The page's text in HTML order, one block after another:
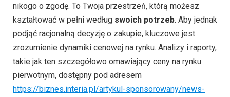
nikogo o zgodę. To Twoja przestrzeń, którą możesz
kształtować w pełni według swoich potrzeb. Aby jednak
podjąć racjonalną decyzję o zakupie, kluczowe jest
zrozumienie dynamiki cenowej na rynku. Analizy i raporty,
takie jak ten szczegółowo omawiający ceny na rynku
pierwotnym, dostępny pod adresem
https://biznes.interia.pl/artykul-sponsorowany/news-